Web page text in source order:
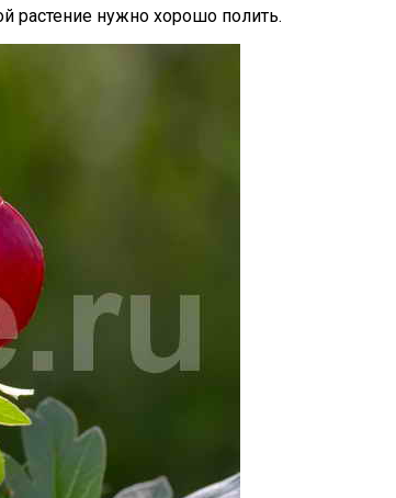
растение нужно хорошо полить.